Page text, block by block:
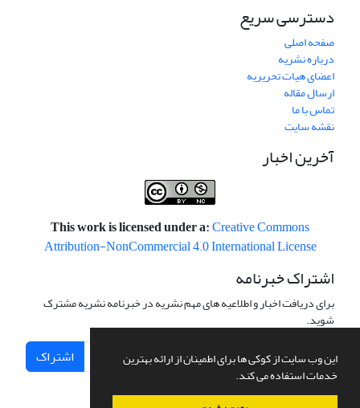
این وب سایت از کوکی ها برای اطمینان از ارائه بهترین
خدمات استفاده می کند.
دسترسی سریع
صفحه اصلی
درباره نشریه
اعضای هیات تحریریه
ارسال مقاله
تماس با ما
نقشه سایت
آخرین اخبار
This work is licensed under a:Creative Commons
Attribution-NonCommercial 4.0 International License
اشتراک خبرنامه
برای دریافت اخبار و اطلاعیه های مهم نشریه در خبرنامه نشریه مشترک
شوید.
اشتراک